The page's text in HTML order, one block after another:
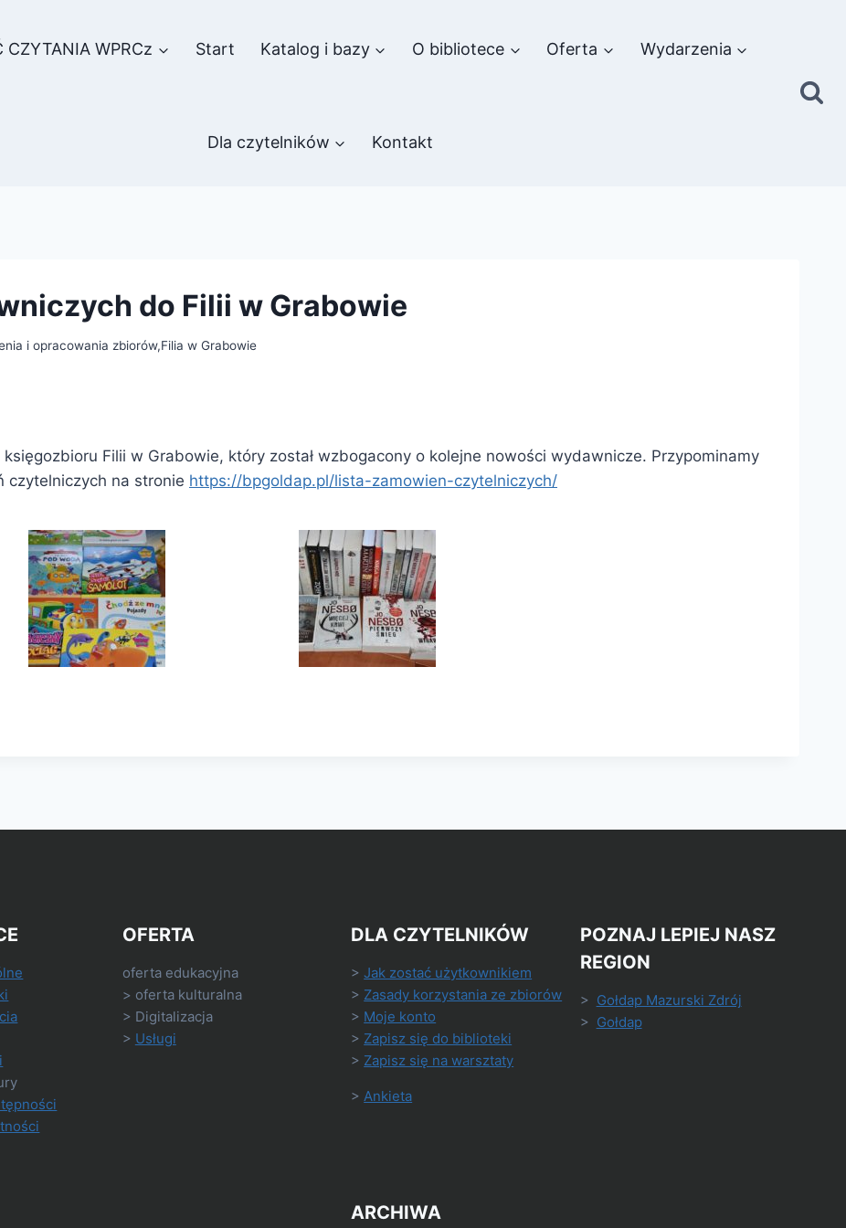
CZYTANIA WPRCz Start Katalog i bazy O bibliotece Oferta Wydarzenia
Dla czytelników Kontakt
do Filii w Grabowie
i opracowania zbiorów,Filia w Grabowie
Filii w Grabowie, który został wzbogacony o kolejne nowości wydawnicze. Przypominamy
czytelniczych na stronie https://bpgoldap.pl/lista-zamowien-czytelniczych/
OFERTA
oferta edukacyjna
> oferta kulturalna
> Digitalizacja
> Usługi
DLA CZYTELNIKÓW
>Jak zostać użytkownikiem
> Zasady korzystania ze zbiorów
> Moje konto
> Zapisz się do biblioteki
> Zapisz się na warsztaty
>Ankieta
ARCHIWA
POZNAJ LEPIEJ NASZ
REGION
> Gołdap Mazurski Zdrój
> Gołdap